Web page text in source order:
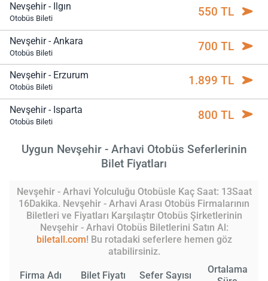
Nevşehir - Ilgın
Otobüs Bileti 550 TL
Nevşehir - Ankara
Otobüs Bileti 700 TL
Nevşehir - Erzurum
Otobüs Bileti 1.899 TL
Nevşehir - Isparta
Otobüs Bileti 800 TL
Uygun Nevşehir - Arhavi Otobüs Seferlerinin
Bilet Fiyatları
Nevşehir - Arhavi Yolculuğu Otobüsle Kaç Saat: 13Saat
16Dakika. Nevşehir - Arhavi Arası Otobüs Firmalarının
Biletleri ve Fiyatları Karşılaştır Otobüs Şirketlerinin
Nevşehir - Arhavi Otobüs Biletlerini Satın Al:
biletall.com! Bu rotadaki seferlere hemen göz
atabilirsiniz.
Firma Adı Bilet Fiyatı Sefer Sayısı
Ortalama